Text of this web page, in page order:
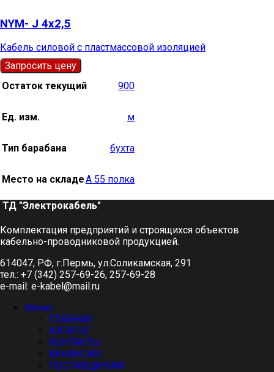
NYM- J 4х2,5
Кабель силовой с пластмассовой изоляцией
Запросить цену
Остаток текущий
900
Ед. изм. м
Тип барабана бухта
Место на складеА 55 полка
ТД "Электрокабель"​
Комплектация предприятий и строящихся объектов
кабельно-проводниковой продукцией.
614047, РФ, г.Пермь, ул.Соликамская, 291
тел.: +7 (342) 257-69-26, 257-69-28
e-mail: e-kabel@mail.ru
Меню
ГЛАВНАЯ
КАТАЛОГ
КОНТАКТЫ
ВАКАНСИИ
ПОСТАВЩИКАМ